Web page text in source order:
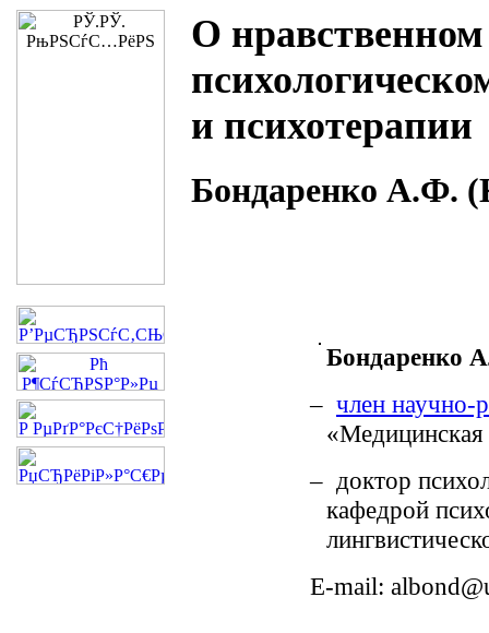
О
и психотерапии
Бондаренко А.Ф.
Бондаренко
– член научно-
«Медицинская
– доктор
кафедрой
E-mail: